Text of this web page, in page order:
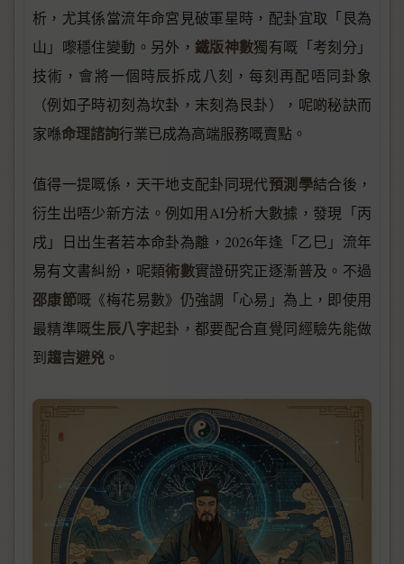
析，尤其係當流年命宮見破軍星時，配卦宜取「艮為
山」嚟穩住變動。另外， 鐵版神數獨有嘅「考刻分」
技術，會將一個時辰拆成八刻，每刻再配唔同卦象
（例如子時初刻為坎卦，末刻為艮卦），呢啲秘訣而
家喺命理諮詢行業已成為高端服務嘅賣點。
值得一提嘅係，天干地支配卦同現代預測學結合後，
衍生出唔少新方法。例如用AI分析大數據，發現「丙
戌」日出生者若本命卦為離，2026年逢「乙巳」流年
易有文書糾紛，呢類術數實證研究正逐漸普及。不過
邵康節嘅《梅花易數》仍強調「心易」為上，即使用
最精準嘅生辰八字起卦，都要配合直覺同經驗先能做
到趨吉避兇 。